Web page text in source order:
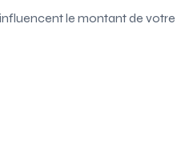
le montant de votre